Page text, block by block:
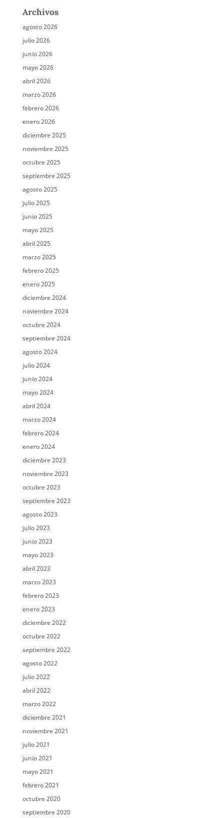
Archivos
agosto 2026
julio 2026
junio 2026
mayo 2026
abril 2026
marzo 2026
febrero 2026
enero 2026
diciembre 2025
noviembre 2025
octubre 2025
septiembre 2025
agosto 2025
julio 2025
junio 2025
mayo 2025
abril 2025
marzo 2025
febrero 2025
enero 2025
diciembre 2024
noviembre 2024
octubre 2024
septiembre 2024
agosto 2024
julio 2024
junio 2024
mayo 2024
abril 2024
marzo 2024
febrero 2024
enero 2024
diciembre 2023
noviembre 2023
octubre 2023
septiembre 2023
agosto 2023
julio 2023
junio 2023
mayo 2023
abril 2023
marzo 2023
febrero 2023
enero 2023
diciembre 2022
octubre 2022
septiembre 2022
agosto 2022
julio 2022
abril 2022
marzo 2022
diciembre 2021
noviembre 2021
julio 2021
junio 2021
mayo 2021
febrero 2021
octubre 2020
septiembre 2020